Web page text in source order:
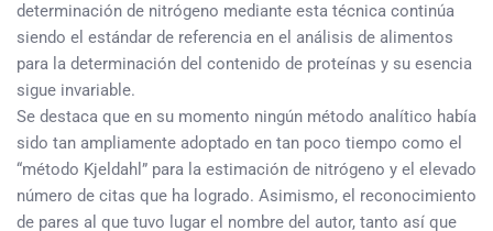
determinación de nitrógeno mediante esta técnica continúa
siendo el estándar de referencia en el análisis de alimentos
para la determinación del contenido de proteínas y su esencia
sigue invariable.
Se destaca que en su momento ningún método analítico había
sido tan ampliamente adoptado en tan poco tiempo como el
“método Kjeldahl” para la estimación de nitrógeno y el elevado
número de citas que ha logrado. Asimismo, el reconocimiento
de pares al que tuvo lugar el nombre del autor, tanto así que